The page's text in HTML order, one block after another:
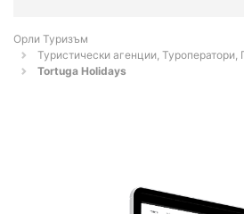
Орли Туризъм
Туристически агенции,
Tortuga Holidays